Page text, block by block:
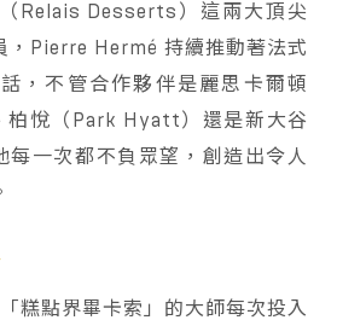
Relais Desserts）這兩大頂尖
，Pierre Hermé 持續推動著法式
，不管合作夥伴是麗思卡爾頓
柏悅（Park Hyatt）還是新大谷
每一次都不負眾望，創造出令人
糕點界畢卡索」的大師每次投入